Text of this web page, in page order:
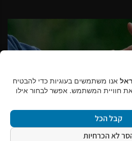
אנו משתמשים בעוגיות כדי להבטיח
חוויית המשתמש. אפשר לבחור אילו
קבל הכל
לא הכרחיות